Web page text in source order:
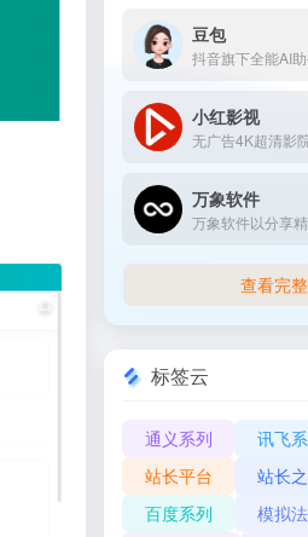
豆包
抖音旗下全能AI
小红影视
无广告4K超清影
万象软件
查看完
标签云
通义系列 讯飞
站长平台
站长
百度系列
模拟